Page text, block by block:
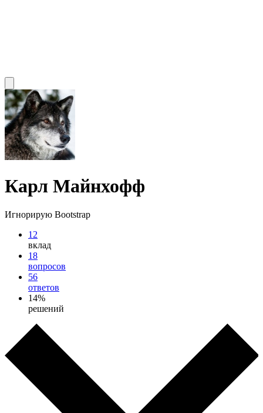
Карл Майнхофф
Игнорирую Bootstrap
12
вклад
18
вопросов
56
ответов
14%
решений